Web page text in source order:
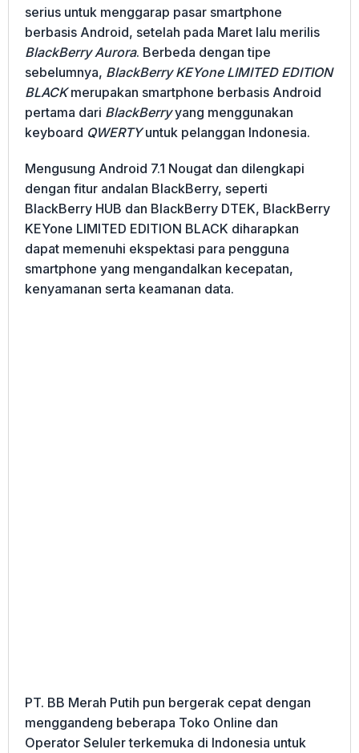
serius untuk menggarap pasar smartphone
berbasis Android, setelah pada Maret lalu merilis
BlackBerry Aurora. Berbeda dengan tipe
sebelumnya, BlackBerry KEYone LIMITED EDITION
BLACKmerupakan smartphone berbasis Android
pertama dari BlackBerryyang menggunakan
keyboard QWERTYuntuk pelanggan Indonesia.
Mengusung Android 7.1 Nougat dan dilengkapi
dengan fitur andalan BlackBerry, seperti
BlackBerry HUB dan BlackBerry DTEK, BlackBerry
KEYone LIMITED EDITION BLACK diharapkan
dapat memenuhi ekspektasi para pengguna
smartphone yang mengandalkan kecepatan,
kenyamanan serta keamanan data.
PT. BB Merah Putih pun bergerak cepat dengan
menggandeng beberapa Toko Online dan
Operator Seluler terkemuka di Indonesia untuk